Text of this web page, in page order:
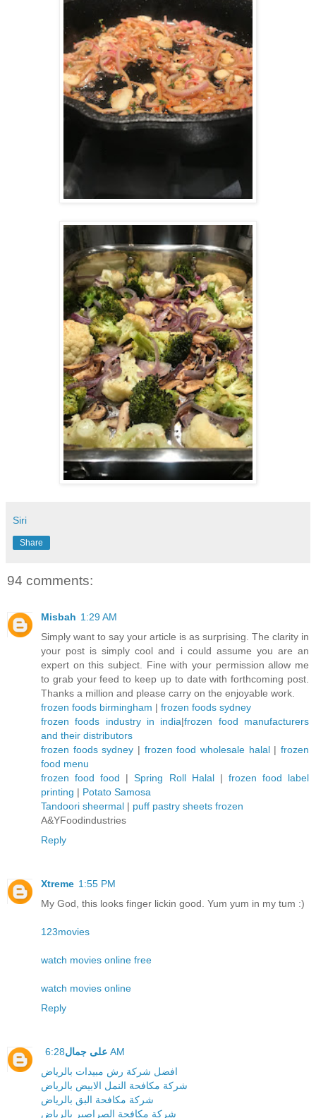
Siri
Share
94 comments:
Misbah 1:29 AM
Simply want to say your article is as surprising. The clarity in
your post is simply cool and i could assume you are an
expert on this subject. Fine with your permission allow me
to grab your feed to keep up to date with forthcoming post.
Thanks a million and please carry on the enjoyable work.
frozen foods birmingham | frozen foods sydney
frozen foods industry in india|frozen food manufacturers
and their distributors
frozen foods sydney | frozen food wholesale halal|frozen
food menu
frozen food food |Spring Roll Halal| frozen food label
printing | Potato Samosa
Tandoori sheermal | puff pastry sheets frozen
A&YFoodindustries
Reply
Xtreme 1:55 PM
My God, this looks finger lickin good. Yum yum in my tum :)
123movies
watch movies online free
watch movies online
Reply
على جمال 6:28 AM
افضل شركة رش مبيدات بالرياض
شركة مكافحة النمل الابيض بالرياض
شركة مكافحة البق بالرياض
شركة مكافحة الصراصير بالرياض